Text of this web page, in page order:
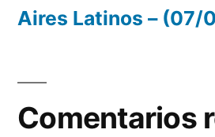
Aires Latinos – (07/
Comentarios